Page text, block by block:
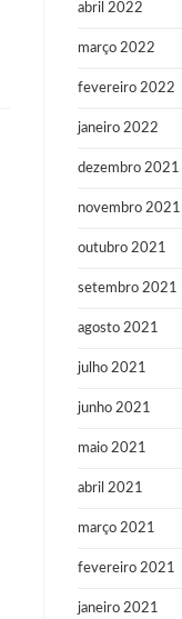
abril 2022
março 2022
fevereiro 2022
janeiro 2022
dezembro 2021
novembro 2021
outubro 2021
setembro 2021
agosto 2021
julho 2021
junho 2021
maio 2021
abril 2021
março 2021
fevereiro 2021
janeiro 2021